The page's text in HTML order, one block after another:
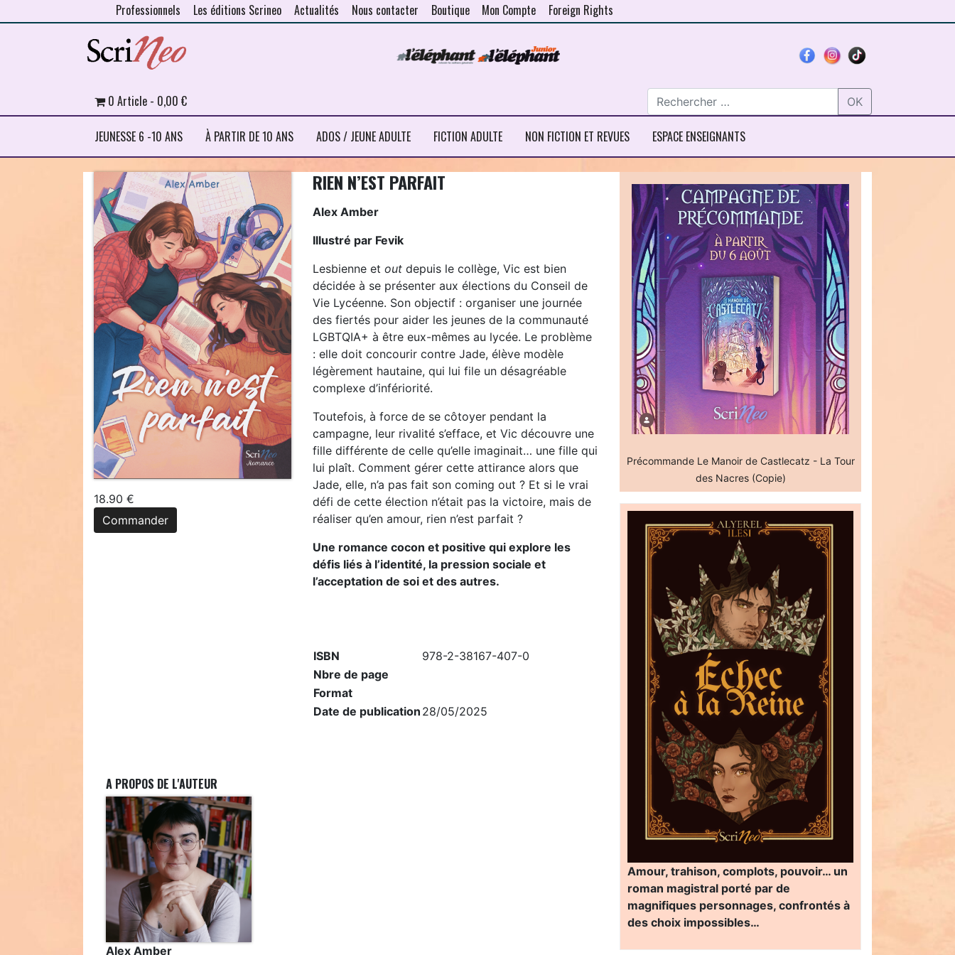
Professionnels Les éditions Scrineo Actualités Nous contacter Boutique Mon Compte Foreign Rights
OK
JEUNESSE 6 -10 ANS À PARTIR DE 10 ANS ADOS / JEUNE ADULTE FICTION ADULTE NON FICTION ET REVUES ESPACE ENSEIGNANTS
0 Article 0,00 €
18.90 €
Commander
RIEN N’EST PARFAIT
Alex Amber
Illustré par Fevik
Lesbienne etout depuis le collège, Vic est bien
décidée à se présenter aux élections du Conseil de
Vie Lycéenne. Son objectif : organiser une journée
des fiertés pour aider les jeunes de la communauté
LGBTQIA+ à être eux-mêmes au lycée. Le problème
: elle doit concourir contre Jade, élève modèle
légèrement hautaine, qui lui file un désagréable
complexe d’infériorité.
Toutefois, à force de se côtoyer pendant la
campagne, leur rivalité s’efface, et Vic découvre une
fille différente de celle qu’elle imaginait… une fille qui
lui plaît. Comment gérer cette attirance alors que
Jade, elle, n’a pas fait son coming out ? Et si le vrai
défi de cette élection n’était pas la victoire, mais de
réaliser qu’en amour, rien n’est parfait ?
Une romance cocon et positive qui explore les
défis liés à l’identité, la pression sociale et
l’acceptation de soi et des autres.
ISBN
978-2-38167-407-0
Nbre de page
Format
Date de publication 28/05/2025
A PROPOS DE L'AUTEUR
Alex Amber
Précommande Le Manoir de Castlecatz - La Tour
des Nacres (Copie)
Amour, trahison, complots, pouvoir… un
roman magistral porté par de
magnifiques personnages, confrontés à
des choix impossibles…